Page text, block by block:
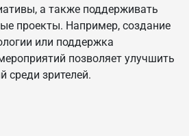
а также поддерживать
проекты. Например, создание
или поддержка
позволяет улучшить
среди зрителей.